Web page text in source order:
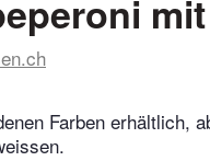
Farben erhältlich,